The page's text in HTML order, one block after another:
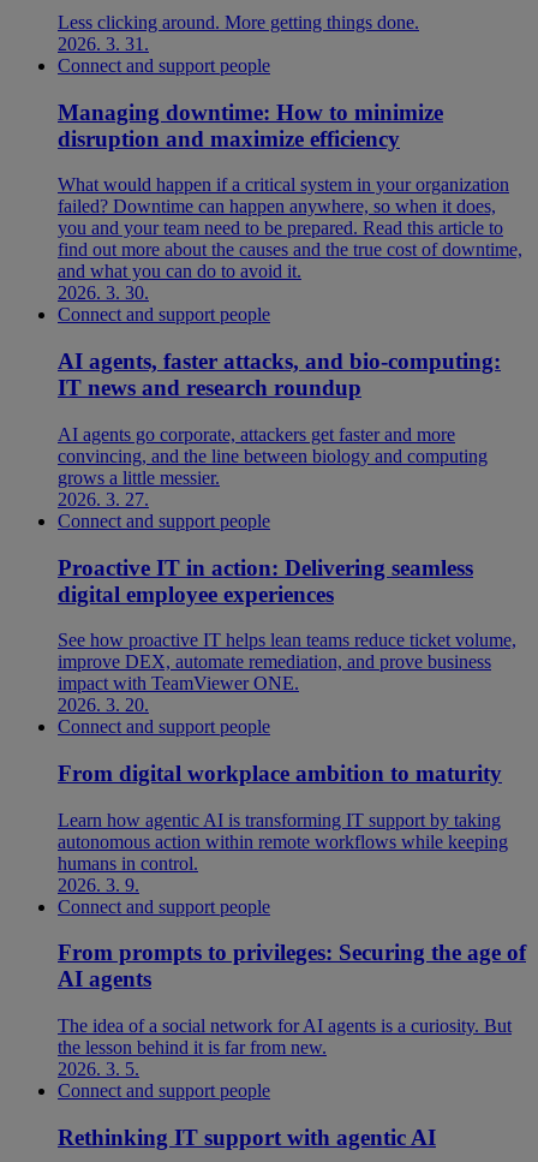
Less clicking around. More getting things done.
2026. 3. 31.
Connect and support people
Managing downtime: How to minimize
disruption and maximize efficiency
What would happen if a critical system in your organization
failed? Downtime can happen anywhere, so when it does,
you and your team need to be prepared. Read this article to
find out more about the causes and the true cost of downtime,
and what you can do to avoid it.
2026. 3. 30.
Connect and support people
AI agents, faster attacks, and bio-computing:
IT news and research roundup
AI agents go corporate, attackers get faster and more
convincing, and the line between biology and computing
grows a little messier.
2026. 3. 27.
Connect and support people
Proactive IT in action: Delivering seamless
digital employee experiences
See how proactive IT helps lean teams reduce ticket volume,
improve DEX, automate remediation, and prove business
impact with TeamViewer ONE.
2026. 3. 20.
Connect and support people
From digital workplace ambition to maturity
Learn how agentic AI is transforming IT support by taking
autonomous action within remote workflows while keeping
humans in control.
2026. 3. 9.
Connect and support people
From prompts to privileges: Securing the age of
AI agents
The idea of a social network for AI agents is a curiosity. But
the lesson behind it is far from new.
2026. 3. 5.
Connect and support people
Rethinking IT support with agentic AI